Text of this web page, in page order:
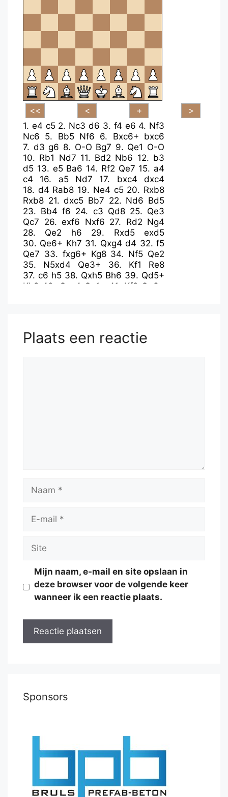
1. e4 c5 2. Nc3 d6 3. f4 e6 4. Nf3
Nc6 5. Bb5 Nf6 6. Bxc6+ bxc6
7. d3 g6 8. O-O Bg7 9. Qe1 O-O
10. Rb1 Nd7 11. Bd2 Nb6 12. b3
d5 13. e5 Ba6 14. Rf2 Qe7 15. a4
c4
16. a5 Nd7 17. bxc4
dxc4
18. d4 Rab8 19. Ne4 c5 20. Rxb8
Rxb8 21.dxc5 Bb7 22. Nd6 Bd5
23. Bb4 f6 24. c3 Qd8 25. Qe3
Qc7 26. exf6 Nxf6 27. Rd2 Ng4
28. Qe2 h6 29. Rxd5
exd5
30. Qe6+ Kh7 31. Qxg4 d4 32.f5
Qe7 33. fxg6+ Kg8 34. Nf5 Qe2
35. N5xd4 Qe3+ 36. Kf1
Re8
37. c6 h5 38. Qxh5 Bh6 39. Qd5+
Kh8
40. Qxc4 Qc1+ 41. Kf2 Qe3+
Plaats een reactie
Naam
Site
Mijn naam, e-mail en site opslaan in
deze browser voor de volgende keer
wanneer ik een reactie plaats.
Sponsors